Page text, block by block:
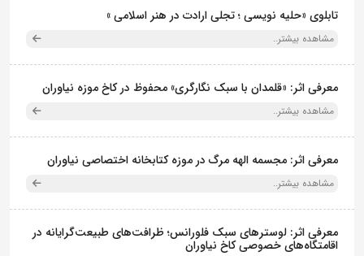
تابلوی «حلیه نویسی ؛ تجلی ارادت در هنر اسلامی »
مشاهده بیشتر..
معرفی اثر: «قلمدان با سبک نگارگری» محفوظ در کاخ موزه نیاوران
مشاهده بیشتر..
معرفی اثر: مجسمه الهه مرگ در موزه کتابخانه اختصاصی نیاوران
مشاهده بیشتر..
معرفی اثر: لوسترهای سبک فلورانس؛ ظرافت‌های طبیعت‌گرایانه در
اقامتگاه‌های خصوصی کاخ نیاوران